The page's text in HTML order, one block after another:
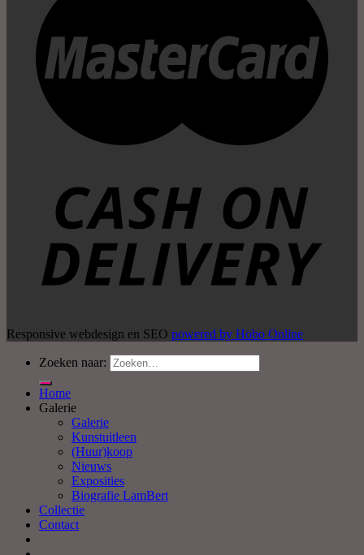
Responsive webdesign en SEO powered by Hobo Online
Zoeken naar:
Home
Galerie
Galerie
Kunstuitleen
(Huur)koop
Nieuws
Exposities
Biografie LamBert
Collectie
Contact